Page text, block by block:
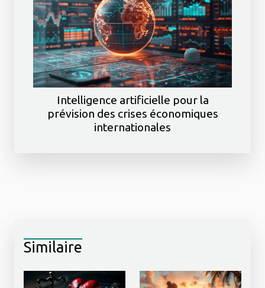
Intelligence artificielle pour la
prévision des crises économiques
internationales
Similaire